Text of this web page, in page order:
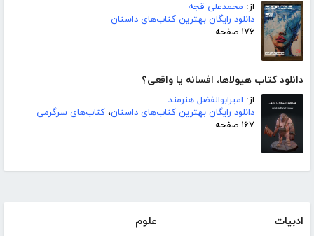
از: محمدعلی قجه
دانلود رایگان بهترین کتاب‌های داستان
۱۷۶ صفحه
دانلود کتاب هیولاها، افسانه یا واقعی؟
از: امیرابوالفضل هنرمند
دانلود رایگان بهترین کتاب‌های داستان، کتاب‌های سرگرمی
۱۶۷ صفحه
ادبیات علوم